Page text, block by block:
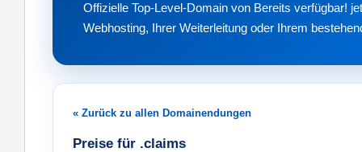
Offizielle Top-Level-Domain von Bereits verfügbar!
Webhosting, Ihrer Weiterleitung oder Ihrem
« Zurück zu allen Domainendungen
Preise für .claims